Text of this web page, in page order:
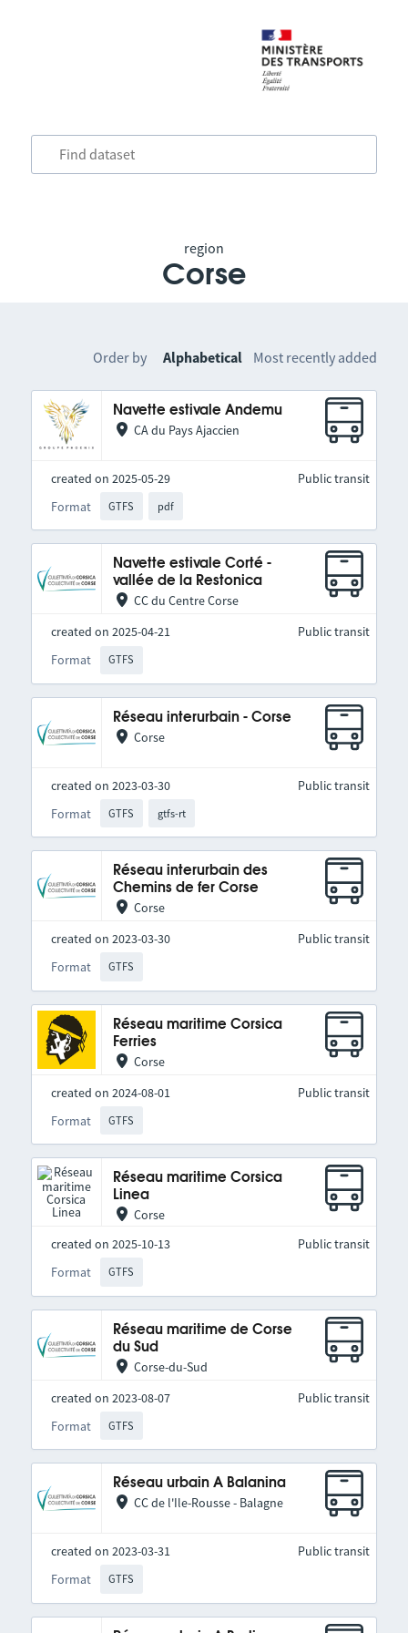
region
Corse
Order by Alphabetical Most recently added
Navette estivale Andemu
CA du Pays Ajaccien
created on 2025-05-29
Format
GTFS pdf
Public transit
Navette estivale Corté -
vallée de la Restonica
CC du Centre Corse
created on 2025-04-21
Format
GTFS
Public transit
Réseau interurbain - Corse
Corse
created on 2023-03-30
Format
GTFS gtfs-rt
Public transit
Réseau interurbain des
Chemins de fer Corse
Corse
created on 2023-03-30
Format
GTFS
Public transit
Réseau maritime Corsica
Ferries
Corse
created on 2024-08-01
Format
GTFS
Public transit
Réseau maritime Corsica
Linea
Corse
created on 2025-10-13
Format
GTFS
Public transit
Réseau maritime de Corse
du Sud
Corse-du-Sud
created on 2023-08-07
Format
GTFS
Public transit
Réseau urbain A Balanina
CC de l'Ile-Rousse - Balagne
created on 2023-03-31
Format
GTFS
Public transit